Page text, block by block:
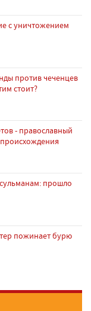
с уничтожением
против чеченцев
стоит?
- православный
прошло
пожинает бурю